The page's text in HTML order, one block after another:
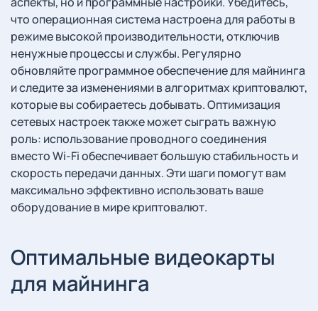
что операционная система настроена для работы в
режиме высокой производительности, отключив
ненужные процессы и службы. Регулярно
обновляйте программное обеспечение для майнинга
и следите за изменениями в алгоритмах криптовалют,
которые вы собираетесь добывать. Оптимизация
сетевых настроек также может сыграть важную
роль: использование проводного соединения
вместо Wi-Fi обеспечивает большую стабильность и
скорость передачи данных. Эти шаги помогут вам
максимально эффективно использовать ваше
оборудование в мире криптовалют.
Оптимальные видеокарты
для майнинга